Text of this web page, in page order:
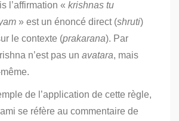
l’affirmation « krishnas tu
» est un énoncé direct (shruti)
le contexte (prakarana). Par
n’est pas un avatara, mais
de l’application de cette règle,
se réfère au commentaire de